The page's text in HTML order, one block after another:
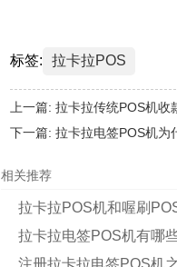
标签: 拉卡拉POS
上一篇: 拉卡拉传统POS机收
下一篇: 拉卡拉电签POS机为
相关推荐
拉卡拉POS机和喔刷
拉卡拉电签POS机有哪
注册拉卡拉电签POS机